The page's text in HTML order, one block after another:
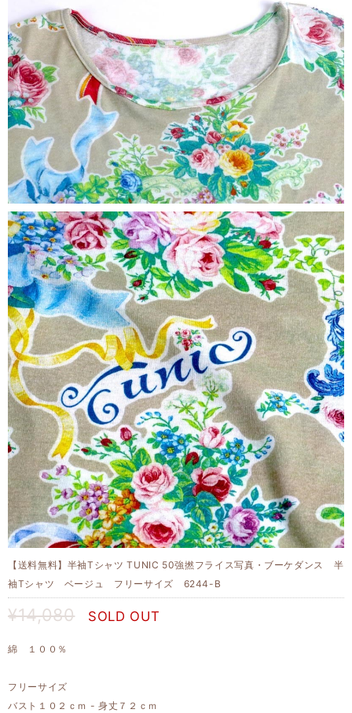
【送料無料】半袖Tシャツ TUNIC 50強撚フライス写真・ブーケダンス 半
袖Tシャツ ベージュ フリーサイズ 6244-B
¥14,080 SOLD OUT
綿 １００％
フリーサイズ
バスト１０２ｃｍ - 身丈７２ｃｍ